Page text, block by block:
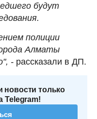
будут
полиции
Алматы
- рассказали в ДП.
новости только
Telegram!